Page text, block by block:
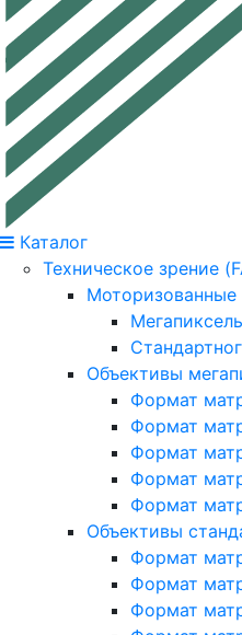
Каталог
Техническое зрение
Моторизованные
Объективы
Формат
Формат
Формат
Формат
Формат
Объективы
Формат
Формат
Формат